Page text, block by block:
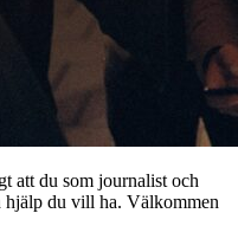
att du som journalist och
hjälp du vill ha. Välkommen